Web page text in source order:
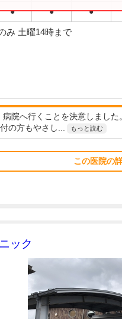
● ● ●
み 土曜14時まで
病院へ行くことを決意しまし
の方もやさし...
もっと読む
この医院の
ック